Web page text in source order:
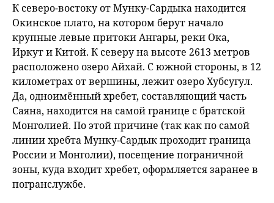
К северо-востоку от Мунку-Сардыка находится
Окинское плато, на котором берут начало
крупные левые притоки Ангары, реки Ока,
Иркут и Китой. К северу на высоте 2613 метров
расположено озеро Айхай. С южной стороны, в 12
километрах от вершины, лежит озеро Хубсугул.
Да, одноимённый хребет, составляющий часть
Саяна, находится на самой границе с братской
Монголией. По этой причине (так как по самой
линии хребта Мунку-Сардык проходит граница
России и Монголии), посещение пограничной
зоны, куда входит хребет, оформляется заранее в
погранслужбе.